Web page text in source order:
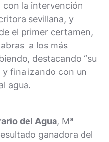
la intervención
sevillana, y
el primer certamen,
a los más
destacando “su
finalizando con un
agua.
del Agua, Mª
ganadora del